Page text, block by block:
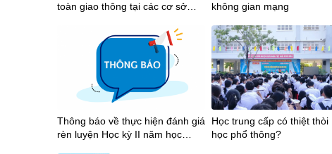
toàn giao thông tại các cơ sở
Hồ Chí Minh năm 2026
không gian mạng
Thông báo về thực hiện đánh giá
rèn luyện Học kỳ II năm học
Học trung cấp có thiệt thòi
học phổ thông?